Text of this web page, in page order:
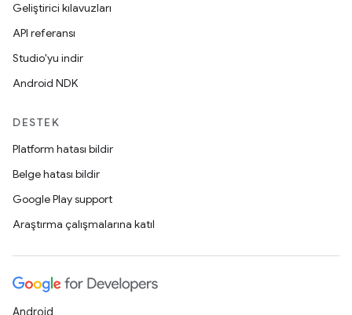
Geliştirici kılavuzları
API referansı
Studio'yu indir
Android NDK
DESTEK
Platform hatası bildir
Belge hatası bildir
Google Play support
Araştırma çalışmalarına katıl